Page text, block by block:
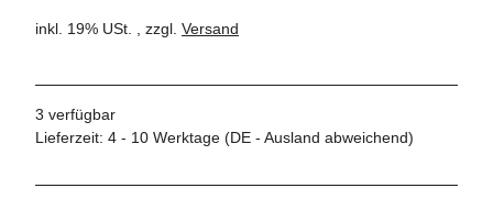
inkl. 19% USt. , zzgl. Versand
3 verfügbar
Lieferzeit: 4 - 10 Werktage (DE - Ausland abweichend)